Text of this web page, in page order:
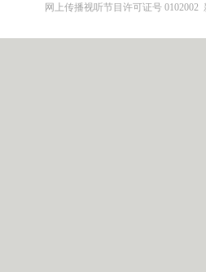
网上传播视听节目许可证号 0102002